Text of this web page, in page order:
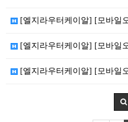
[엘지라우터케이알] [모바일오피
[엘지라우터케이알] [모바일오
[엘지라우터케이알] [모바일오피